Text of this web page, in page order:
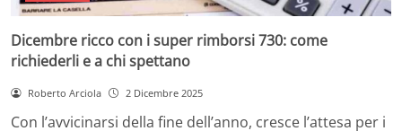
Dicembre ricco con i super rimborsi 730: come
richiederli e a chi spettano
Roberto Arciola 2 Dicembre 2025
Con l’avvicinarsi della fine dell’anno, cresce l’attesa per i